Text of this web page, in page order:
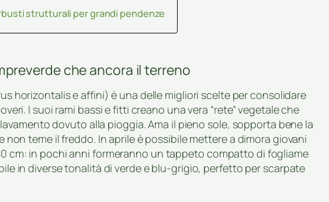
strutturali per grandi pendenze
che ancora il terreno
horizontalis e affini) è una delle migliori scelte per consolidare
I suoi rami bassi e fitti creano una vera “rete” vegetale che
dovuto alla pioggia. Ama il pieno sole, sopporta bene la
teme il freddo. In aprile è possibile mettere a dimora giovani
cm: in pochi anni formeranno un tappeto compatto di fogliame
in diverse tonalità di verde e blu-grigio, perfetto per scarpate